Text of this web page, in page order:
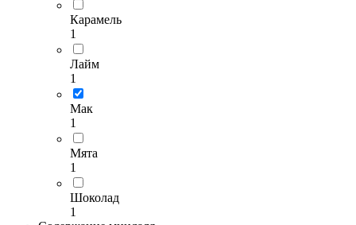
Карамель
1
Лайм
1
Мак
1
Мята
1
Шоколад
1